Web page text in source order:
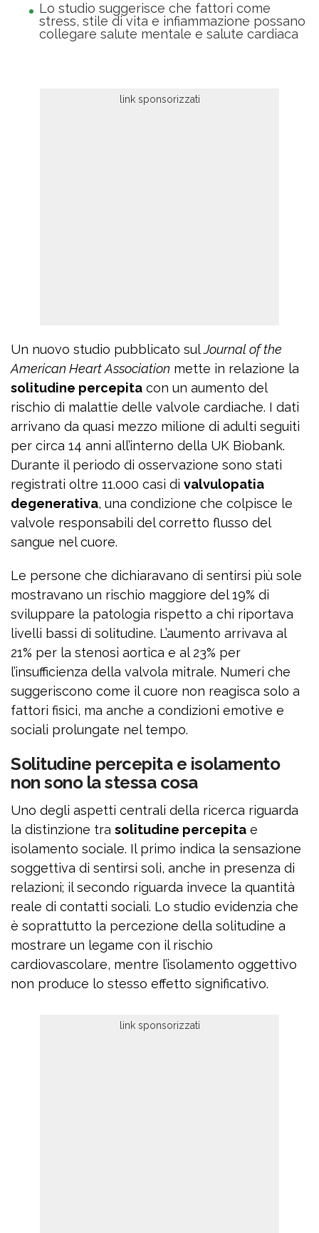
Lo studio suggerisce che fattori come
stress, stile di vita e infiammazione possano
collegare salute mentale e salute cardiaca
Un nuovo studio pubblicato sulJournal of the
American Heart Association mette in relazione la
solitudine percepita con un aumento del
rischio di malattie delle valvole cardiache. I dati
arrivano da quasi mezzo milione di adulti seguiti
per circa 14 anni all’interno della UK Biobank.
Durante il periodo di osservazione sono stati
registrati oltre 11.000 casi di valvulopatia
degenerativa, una condizione che colpisce le
valvole responsabili del corretto flusso del
sangue nel cuore.
Le persone che dichiaravano di sentirsi più sole
mostravano un rischio maggiore del 19% di
sviluppare la patologia rispetto a chi riportava
livelli bassi di solitudine. L’aumento arrivava al
21% per la stenosi aortica e al 23% per
l’insufficienza della valvola mitrale. Numeri che
suggeriscono come il cuore non reagisca solo a
fattori fisici, ma anche a condizioni emotive e
sociali prolungate nel tempo.
Solitudine percepita e isolamento
non sono la stessa cosa
Uno degli aspetti centrali della ricerca riguarda
la distinzione tra solitudine percepita e
isolamento sociale. Il primo indica la sensazione
soggettiva di sentirsi soli, anche in presenza di
relazioni; il secondo riguarda invece la quantità
reale di contatti sociali. Lo studio evidenzia che
è soprattutto la percezione della solitudine a
mostrare un legame con il rischio
cardiovascolare, mentre l’isolamento oggettivo
non produce lo stesso effetto significativo.